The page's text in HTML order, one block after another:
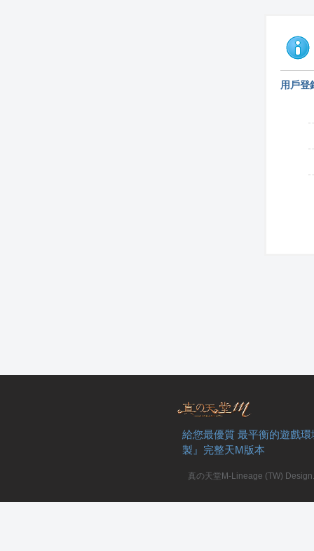
用戶登
給您最優質 最平衡的遊戲
製』完整天M版本
真の天堂M-Lineage (TW)